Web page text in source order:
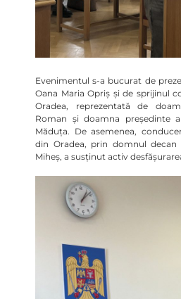
Evenimentul s-a bucurat de
Oana Maria Opriș și de sprijinul
Oradea, reprezentată de
Roman și doamna președinte
Măduța. De asemenea,
din Oradea, prin domnul decan
Miheș, a susținut activ